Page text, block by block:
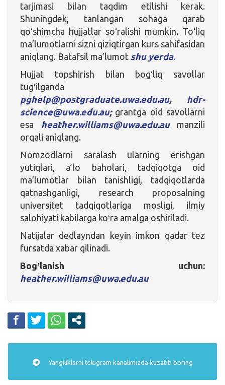
tarjimasi bilan taqdim etilishi kerak.
Shuningdek, tanlangan sohaga qarab
qoʻshimcha hujjatlar soʻralishi mumkin. Toʻliq
ma’lumotlarni sizni qiziqtirgan kurs sahifasidan
aniqlang. Batafsil ma’lumot shu yerda.
Hujjat topshirish bilan bogʻliq savollar
tugʻilganda
pghelp@postgraduate.uwa.edu.au,
hdr-
science@uwa.edu.au;grantga oid savollarni
esa
heather.williams@uwa.edu.aumanzili
orqali aniqlang.
Nomzodlarni saralash ularning erishgan
yutiqlari, a’lo baholari, tadqiqotga oid
ma’lumotlar bilan tanishligi, tadqiqotlarda
qatnashganligi, research proposalning
universitet tadqiqotlariga mosligi, ilmiy
salohiyati kabilarga koʻra amalga oshiriladi.
Natijalar dedlayndan keyin imkon qadar tez
fursatda xabar qilinadi.
Bogʻlanish uchun:
heather.williams@uwa.edu.au
Yangiliklarni telegram kanalimizda kuzatib boring